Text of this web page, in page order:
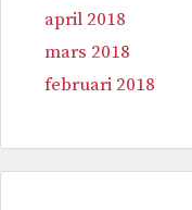
april 2018
mars 2018
februari 2018